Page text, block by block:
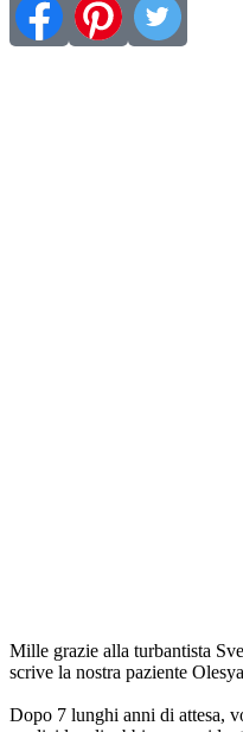
Mille grazie alla turbantista
scrive la nostra paziente
Dopo 7 lunghi anni di attesa,